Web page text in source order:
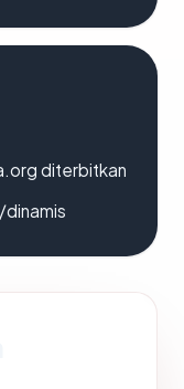
diterbitkan
dinamis